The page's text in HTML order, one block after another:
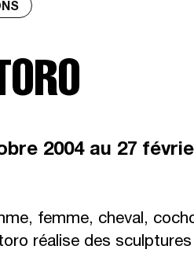
2004 au 27
femme, cheval,
réalise des